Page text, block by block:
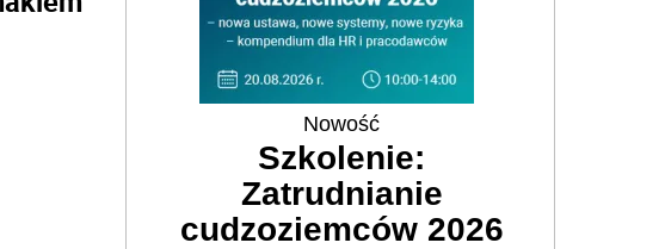
Nowość
Szkolenie:
Zatrudnianie
cudzoziemców 2026